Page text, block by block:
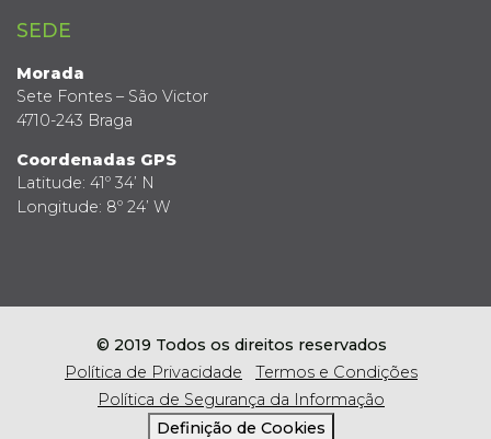
SEDE
Morada
Sete Fontes – São Victor
4710-243 Braga
Coordenadas GPS
Latitude: 41º 34’ N
Longitude: 8º 24’ W
© 2019 Todos os direitos reservados
Política de Privacidade
Termos e Condições
Política de Segurança da Informação
Definição de Cookies